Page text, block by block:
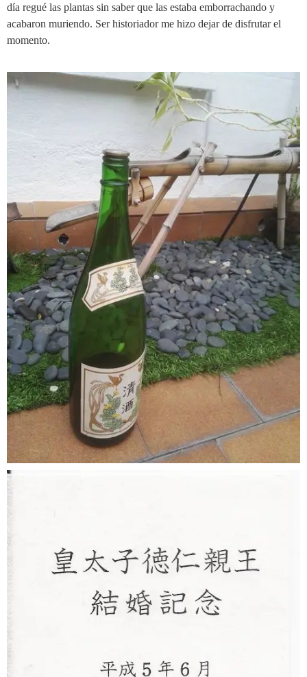
día regué las plantas sin saber que las estaba emborrachando y
acabaron muriendo. Ser historiador me hizo dejar de disfrutar el
momento.